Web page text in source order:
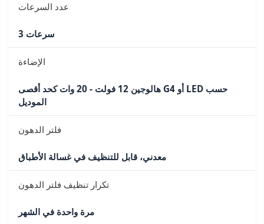
عدد السرعات
3 سرعات
الإضاءة
هالوجين 12 فولت - 20 وات كحد أقصى G4 أو LED حسب
الموديل
فلتر الدهون
معدني، قابل للتنظيف في غسالة الأطباق
تكرار تنظيف فلتر الدهون
مرة واحدة في الشهر